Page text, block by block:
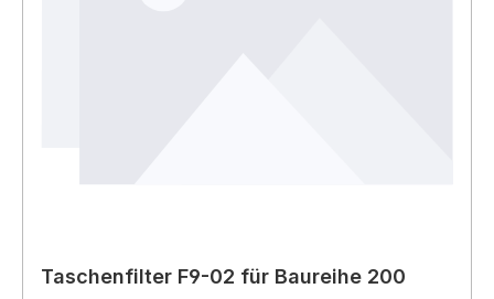
Taschenfilter F9-02 für Baureihe 200